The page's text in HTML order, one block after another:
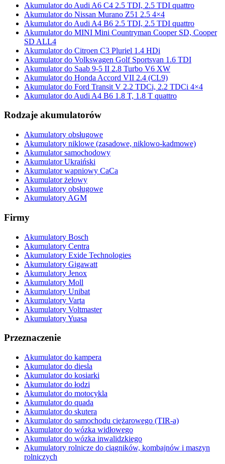
Akumulator do Audi A6 C4 2.5 TDI, 2.5 TDI quattro
Akumulator do Nissan Murano Z51 2.5 4×4
Akumulator do Audi A4 B6 2.5 TDI, 2.5 TDI quattro
Akumulator do MINI Mini Countryman Cooper SD, Cooper
SD ALL4
Akumulator do Citroen C3 Pluriel 1.4 HDi
Akumulator do Volkswagen Golf Sportsvan 1.6 TDI
Akumulator do Saab 9-5 II 2.8 Turbo V6 XW
Akumulator do Honda Accord VII 2.4 (CL9)
Akumulator do Ford Transit V 2.2 TDCi, 2.2 TDCi 4×4
Akumulator do Audi A4 B6 1.8 T, 1.8 T quattro
Rodzaje akumulatorów
Akumulatory obsługowe
Akumulatory niklowe (zasadowe, niklowo-kadmowe)
Akumulator samochodowy
Akumulator Ukraiński
Akumulator wapniowy CaCa
Akumulator żelowy
Akumulatory obsługowe
Akumulatory AGM
Firmy
Akumulatory Bosch
Akumulatory Centra
Akumulatory Exide Technologies
Akumulatory Gigawatt
Akumulatory Jenox
Akumulatory Moll
Akumulatory Unibat
Akumulatory Varta
Akumulatory Voltmaster
Akumulatory Yuasa
Przeznaczenie
Akumulator do kampera
Akumulator do diesla
Akumulator do kosiarki
Akumulator do łodzi
Akumulator do motocykla
Akumulator do quada
Akumulator do skutera
Akumulator do samochodu ciężarowego (TIR-a)
Akumulator do wózka widłowego
Akumulator do wózka inwalidzkiego
Akumulatory rolnicze do ciągników, kombajnów i maszyn
rolniczych